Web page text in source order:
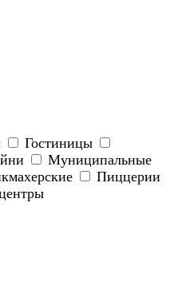
Гостиницы
Муниципальные
Пиццерии